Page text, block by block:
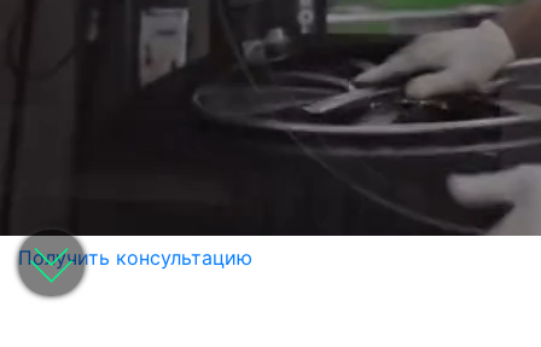
Получить консультацию